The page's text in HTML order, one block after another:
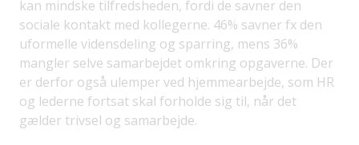
kan mindske tilfredsheden, fordi de savner den
sociale kontakt med kollegerne. 46% savner fx den
uformelle vidensdeling og sparring, mens 36%
mangler selve samarbejdet omkring opgaverne. Der
er derfor også ulemper ved hjemmearbejde, som HR
og lederne fortsat skal forholde sig til, når det
gælder trivsel og samarbejde.